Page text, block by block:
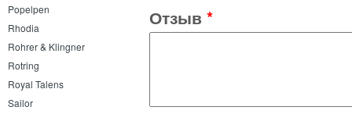
Popelpen
Rhodia
Rohrer & Klingner
Rotring
Royal Talens
Sailor
Отзыв *